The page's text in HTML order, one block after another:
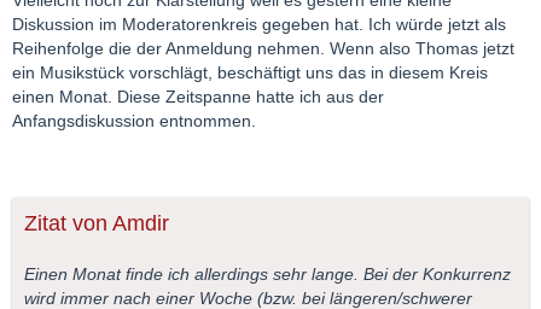
Diskussion im Moderatorenkreis gegeben hat. Ich würde jetzt als
Reihenfolge die der Anmeldung nehmen. Wenn also Thomas jetzt
ein Musikstück vorschlägt, beschäftigt uns das in diesem Kreis
einen Monat. Diese Zeitspanne hatte ich aus der
Anfangsdiskussion entnommen.
Zitat von Amdir
Einen Monat finde ich allerdings sehr lange. Bei der Konkurrenz
wird immer nach einer Woche (bzw. bei längeren/schwerer